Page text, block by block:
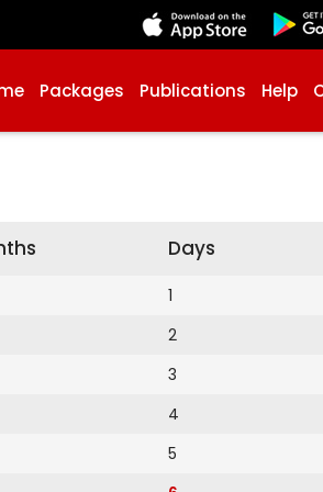
Packages Publications Help
Days
1
2
3
4
5